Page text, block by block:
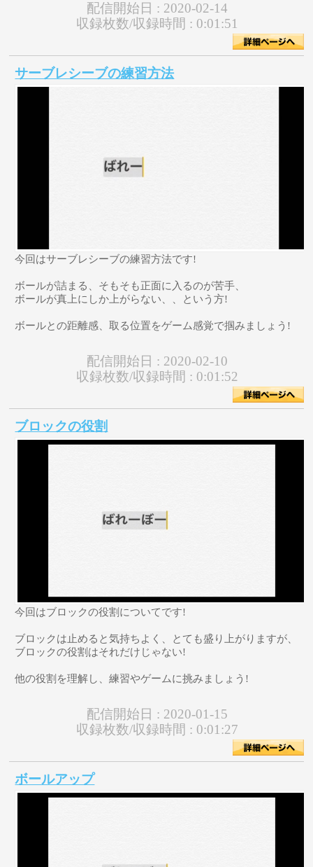
配信開始日 : 2020-02-14
収録枚数/収録時間 : 0:01:51
サーブレシーブの練習方法
今回はサーブレシーブの練習方法です!
ボールが詰まる、そもそも正面に入るのが苦手、
ボールが真上にしか上がらない、、という方!
ボールとの距離感、取る位置をゲーム感覚で掴みましょう!
配信開始日 : 2020-02-10
収録枚数/収録時間 : 0:01:52
ブロックの役割
今回はブロックの役割についてです!
ブロックは止めると気持ちよく、とても盛り上がりますが、
ブロックの役割はそれだけじゃない!
他の役割を理解し、練習やゲームに挑みましょう!
配信開始日 : 2020-01-15
収録枚数/収録時間 : 0:01:27
ボールアップ